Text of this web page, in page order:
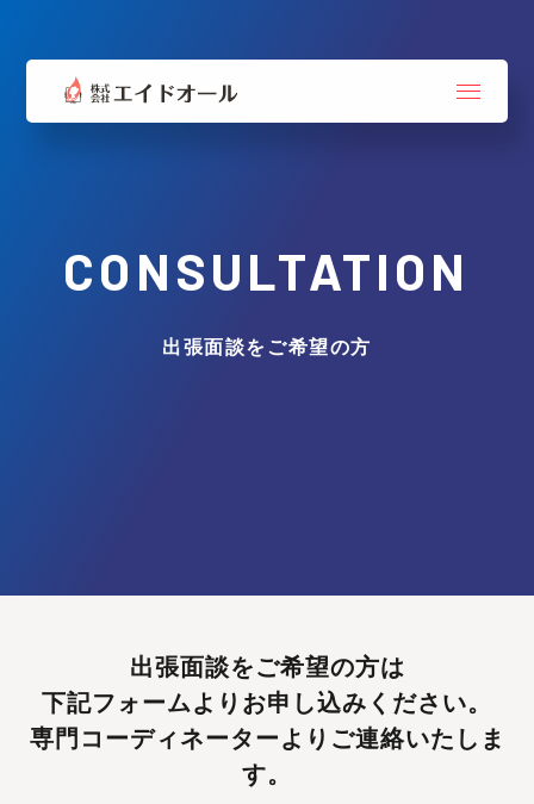
CONSULTATION
出張面談をご希望の方
出張面談をご希望の方は
下記フォームよりお申し込みください。
専門コーディネーターよりご連絡いたしま
す。